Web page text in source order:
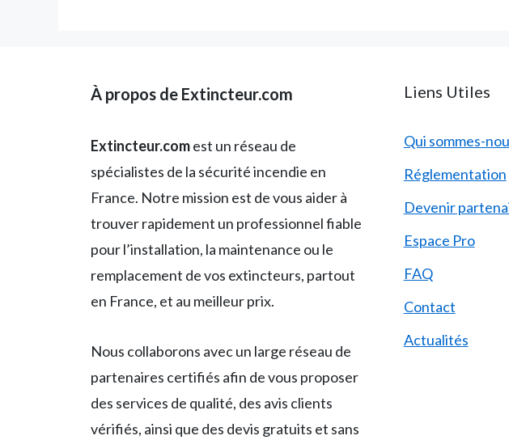
À propos de Extincteur.com
Extincteur.comest un réseau de
spécialistes de la sécurité incendie en
France. Notre mission est de vous aider à
trouver rapidement un professionnel fiable
pour l’installation, la maintenance ou le
remplacement de vos extincteurs, partout
en France, et au meilleur prix.
Nous collaborons avec un large réseau de
partenaires certifiés afin de vous proposer
des services de qualité, des avis clients
vérifiés, ainsi que des devis gratuits et sans
Liens Utiles
Qui sommes-
Réglementation
Devenir
Espace Pro
FAQ
Contact
Actualités